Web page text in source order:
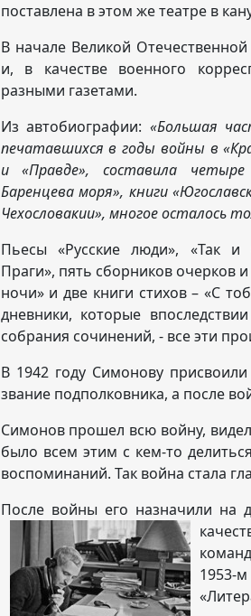
поставлена в этом же театре в
В начале Великой
и, в качестве военного
разными газетами.
Из автобиографии: «Большая
печатавшихся в годы войны в
и «Правде», составила
Баренцева моря», книги
Чехословакии», многое осталось
Пьесы «Русские люди», «Так и
Праги», пять сборников очерков
ночи» и две книги стихов – «С
дневники, которые
собрания сочинений, - все эти
В 1942 году Симонову
звание подполковника, а после
Симонов прошел всю войну,
было всем этим с кем-то
воспоминаний. Так война стала
После войны его назначили на